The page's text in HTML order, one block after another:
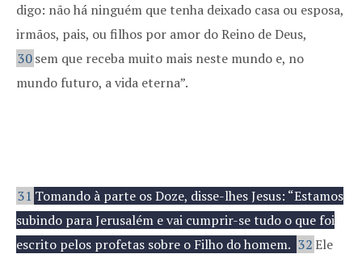
digo: não há ninguém que tenha deixado casa ou esposa,
irmãos, pais, ou filhos por amor do Reino de Deus,
30sem que receba muito mais neste mundo e, no
mundo futuro, a vida eterna”.
31 Tomando à parte os Doze, disse-lhes Jesus: “Estamos
subindo para Jerusalém e vai cumprir-se tudo o que foi
escrito pelos profetas sobre o Filho do homem. 32Ele